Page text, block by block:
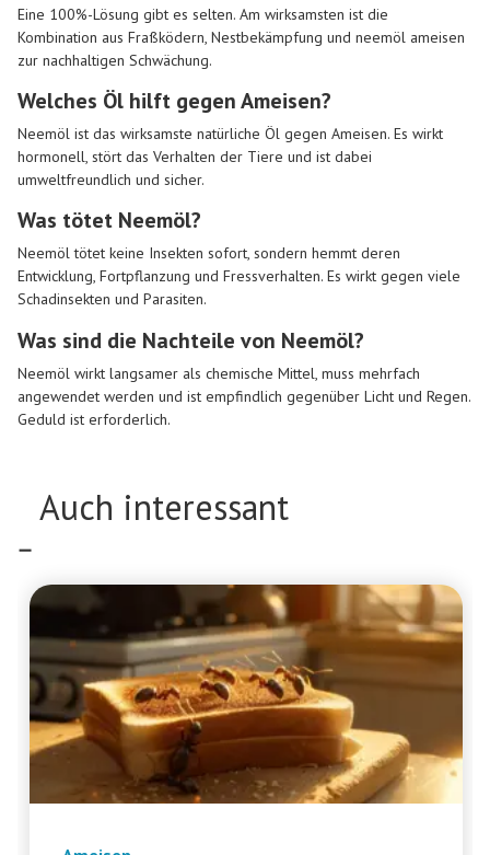
Eine 100%-Lösung gibt es selten. Am wirksamsten ist die
Kombination aus Fraßködern, Nestbekämpfung und neemöl ameisen
zur nachhaltigen Schwächung.
Welches Öl hilft gegen Ameisen?
Neemöl ist das wirksamste natürliche Öl gegen Ameisen. Es wirkt
hormonell, stört das Verhalten der Tiere und ist dabei
umweltfreundlich und sicher.
Was tötet Neemöl?
Neemöl tötet keine Insekten sofort, sondern hemmt deren
Entwicklung, Fortpflanzung und Fressverhalten. Es wirkt gegen viele
Schadinsekten und Parasiten.
Was sind die Nachteile von Neemöl?
Neemöl wirkt langsamer als chemische Mittel, muss mehrfach
angewendet werden und ist empfindlich gegenüber Licht und Regen.
Geduld ist erforderlich.
Auch interessant